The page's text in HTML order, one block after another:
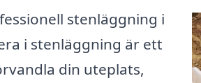
stenläggning i
i stenläggning är ett
din uteplats,